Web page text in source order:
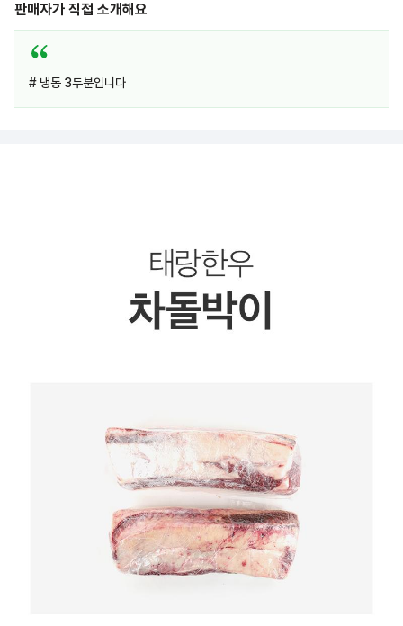
판매자가 직접 소개해요
# 냉동 3두분입니다